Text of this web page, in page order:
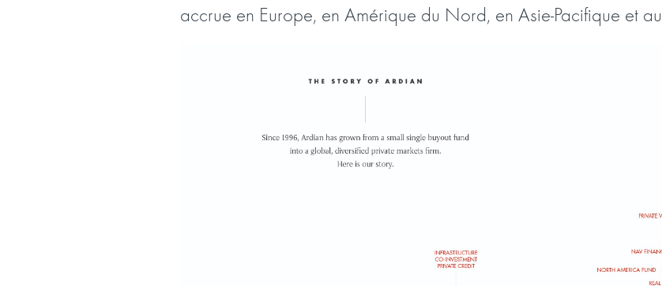
accrue en Europe, en Amérique du Nord, en Asie-Pacifique et au